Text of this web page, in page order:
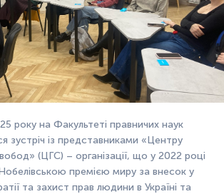
року на Факультеті правничих наук
зустріч із представниками «Центру
(ЦГС) – організації, що у 2022 році
премією миру за внесок у
та захист прав людини в Україні та